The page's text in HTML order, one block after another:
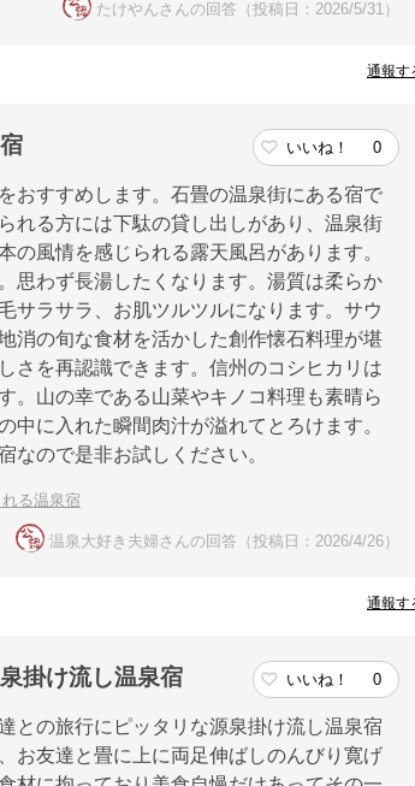
たけやんさんの回答（投稿日：2026/5/31）
通報す
いいね！ 0
おすすめします。石畳の温泉街にある宿で
れる方には下駄の貸し出しがあり、温泉街
風情を感じられる露天風呂があります。
思わず長湯したくなります。湯質は柔らか
サラサラ、お肌ツルツルになります。サウ
消の旬な食材を活かした創作懐石料理が堪
さを再認識できます。信州のコシヒカリは
。山の幸である山菜やキノコ料理も素晴ら
中に入れた瞬間肉汁が溢れてとろけます。
なので是非お試しください。
る温泉宿
温泉大好き夫婦さんの回答（投稿日：2026/4/26）
通報す
掛け流し温泉宿 いいね！ 0
との旅行にピッタリな源泉掛け流し温泉宿
お友達と畳に上に両足伸ばしのんびり寛げ